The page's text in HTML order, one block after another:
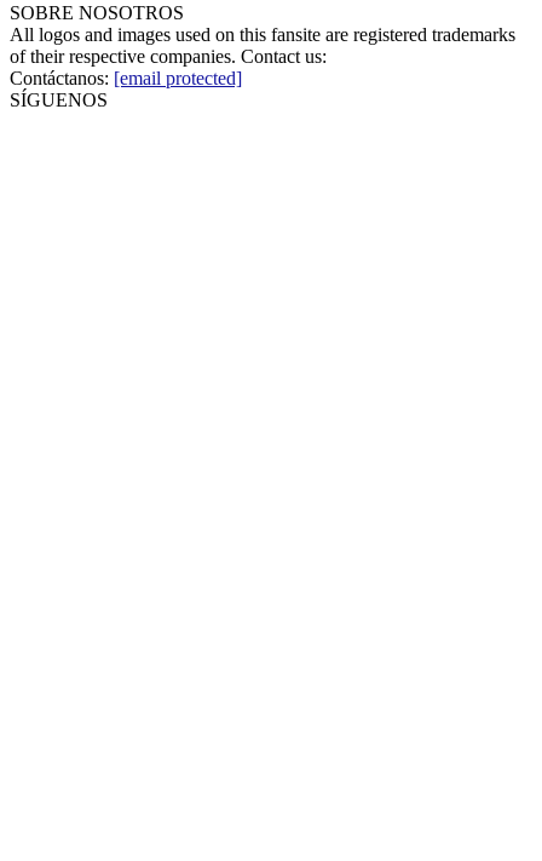
SOBRE NOSOTROS
All logos and images used on this fansite are registered trademarks
of their respective companies. Contact us:
Contáctanos: [email protected]
SÍGUENOS